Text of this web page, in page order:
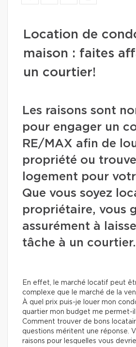
Location de
maison : faites
un courtier!
Les raisons sont
pour engager un
RE/MAX afin de
propriété ou
logement pour
Que vous soyez
propriétaire, vous
assurément à
tâche à un courtier.
En effet, le marché locatif peut
complexe que le marché de la
À quel prix puis-je louer mon
quartier mon budget me permet-
Comment trouver de bons
questions méritent une réponse.
raisons pour lesquelles vous